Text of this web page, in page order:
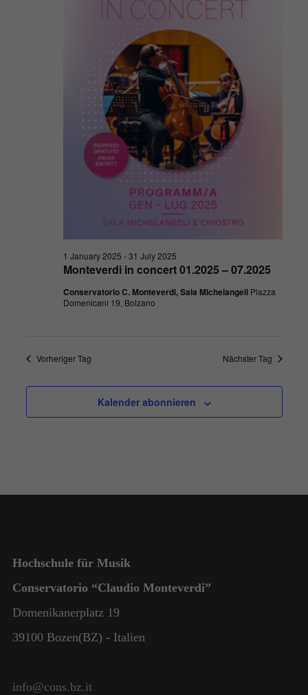
Monteverdi in concert 01.2025 – 07.2025
1 January 2025 -31 July 2025
Conservatorio C. Monteverdi, Sala Michelangeli Piazza
Domenicani 19, Bolzano
Vorheriger Tag Nächster Tag
Kalender abonnieren
Hochschule für Musik
Conservatorio “Claudio Monteverdi”
Domenikanerplatz 19
39100 Bozen(BZ) - Italien
info@cons.bz.it